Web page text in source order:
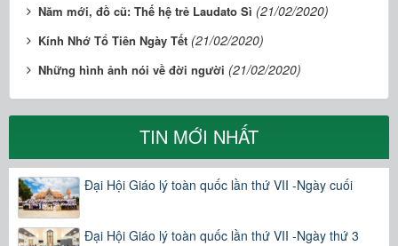
Năm mới, đồ cũ: Thế hệ trẻ Laudato Sì (21/02/2020)
Kính Nhớ Tổ Tiên Ngày Tết (21/02/2020)
Những hình ảnh nói về đời người (21/02/2020)
TIN MỚI NHẤT
Đại Hội Giáo lý toàn quốc lần thứ VII -Ngày cuối
Đại Hội Giáo lý toàn quốc lần thứ VII -Ngày thứ 3